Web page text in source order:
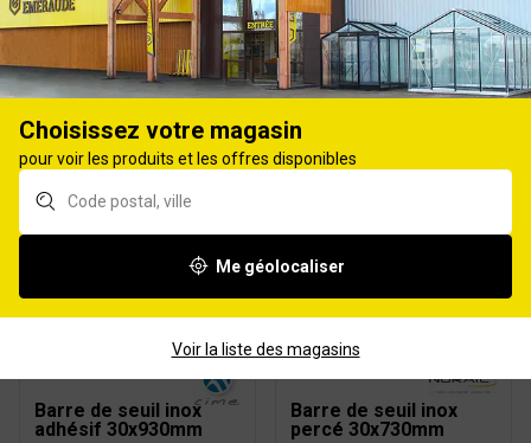
produits Affiner
Barre de seuil acier
adhésif chêne clair
30x830mm
Barre de seuil acier
percé chêne clair
Barre de seuil inox
adhésif 30x930mm
Barre de seuil inox
percé 30x730mm
Choisissez votre magasin
pour voir les produits et les offres disponibles
Me géolocaliser
Voir la liste des magasins